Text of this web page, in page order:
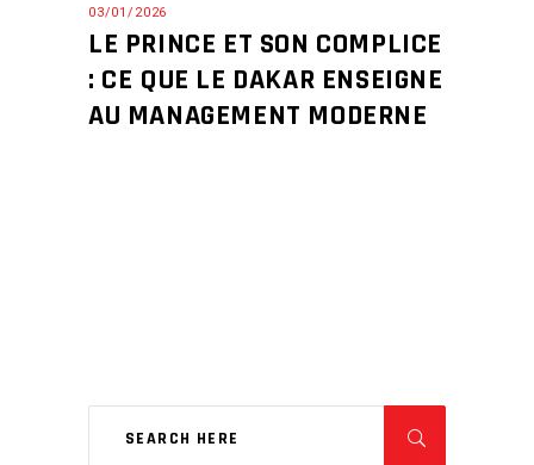
03/01/2026
LE PRINCE ET SON COMPLICE
: CE QUE LE DAKAR ENSEIGNE
AU MANAGEMENT MODERNE